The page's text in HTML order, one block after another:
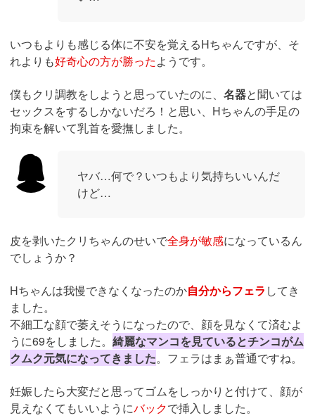
いつもよりも感じる体に不安を覚えるHちゃんですが、そ
れよりも好奇心の方が勝ったようです。
僕もクリ調教をしようと思っていたのに、 名器と聞いては
セックスをするしかないだろ！と思い、Hちゃんの手足の
拘束を解いて乳首を愛撫しました。
ヤバ…何で？いつもより気持ちいいんだ
けど…
皮を剥いたクリちゃんのせいで全身が敏感になっているん
でしょうか？
Hちゃんは我慢できなくなったのか自分からフェラ してき
ました。
不細工な顔で萎えそうになったので、顔を見なくて済むよ
うに69をしました。 綺麗なマンコを見ているとチンコがム
クムク元気になってきました。フェラはまぁ普通ですね。
妊娠したら大変だと思ってゴムをしっかりと付けて、顔が
見えなくてもいいようにバックで挿入しました。